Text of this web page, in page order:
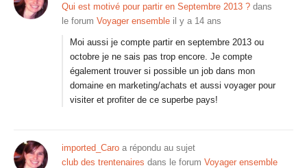
Qui est motivé pour partir en Septembre 2013 ? dans
le forum Voyager ensemble il y a 14 ans
Moi aussi je compte partir en septembre 2013 ou
octobre je ne sais pas trop encore. Je compte
également trouver si possible un job dans mon
domaine en marketing/achats et aussi voyager pour
visiter et profiter de ce superbe pays!
imported_Caro a répondu au sujet
club des trentenaires dans le forum Voyager ensemble